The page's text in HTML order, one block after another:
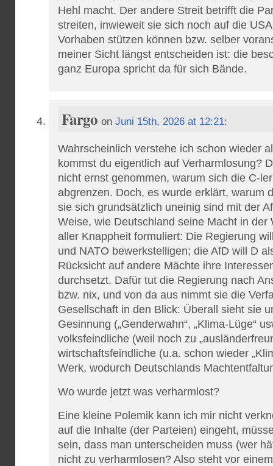
Hehl macht. Der andere Streit betrifft die
streiten, inwieweit sie sich noch auf die
Vorhaben stützen können bzw. selber
meiner Sicht längst entscheiden ist: die
ganz Europa spricht da für sich Bände.
Fargo on Juni 15th, 2026 at 12:21:
Wahrscheinlich verstehe ich schon wieder
kommst du eigentlich auf Verharmlosung?
nicht ernst genommen, warum sich die C-
abgrenzen. Doch, es wurde erklärt, warum
sie sich grundsätzlich uneinig sind mit der
Weise, wie Deutschland seine Macht in der
aller Knappheit formuliert: Die Regierung
und NATO bewerkstelligen; die AfD will D
Rücksicht auf andere Mächte ihre
durchsetzt. Dafür tut die Regierung nach
bzw. nix, und von da aus nimmt sie die
Gesellschaft in den Blick: Überall sieht sie
Gesinnung („Genderwahn“, „Klima-Lüge“
volksfeindliche (weil noch zu
wirtschaftsfeindliche (u.a. schon wieder
Werk, wodurch Deutschlands
Wo wurde jetzt was verharmlost?
Eine kleine Polemik kann ich mir nicht
auf die Inhalte (der Parteien) eingeht,
sein, dass man unterscheiden muss (wer
nicht zu verharmlosen? Also steht vor